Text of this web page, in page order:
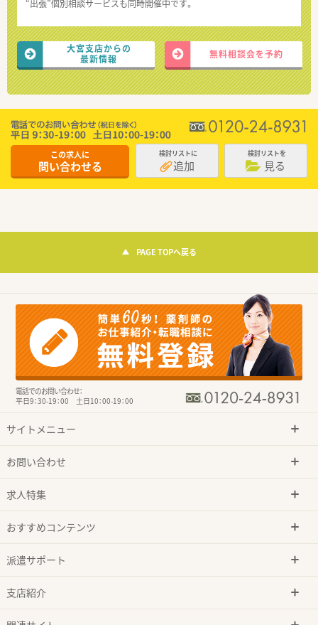
“出張”個別相談サービスも同時開催中です。
大宮支店からの
最新情報
無料相談会を予約
この求人に
問い合わせる
検討リストに
追加
検討リストを
見る
PAGE TOPへ戻る
電話でのお問い合わせ：
平日9：30-19：00 土日10：00-19：00
サイトメニュー
お問い合わせ
求人特集
おすすめコンテンツ
派遣サポート
支店紹介